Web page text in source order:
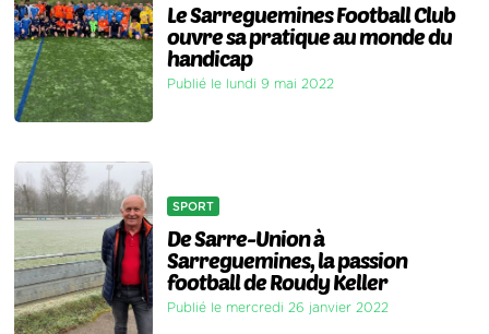
Le Sarreguemines Football Club
ouvre sa pratique au monde du
handicap
Publié le lundi 9 mai 2022
SPORT
De Sarre-Union à
Sarreguemines, la passion
football de Roudy Keller
Publié le mercredi 26 janvier 2022